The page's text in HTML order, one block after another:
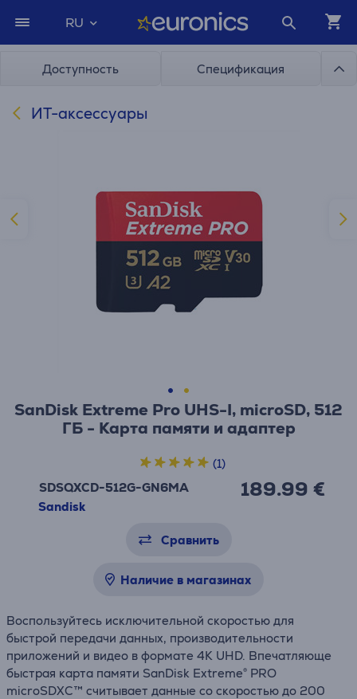
RU
Доступность Спецификация
ИТ-аксессуары
SanDisk Extreme Pro UHS-I, microSD, 512
ГБ - Карта памяти и адаптер
SDSQXCD-512G-GN6MA
Sandisk
189.99 €
(1)
Сравнить
Наличие в магазинах
Воспользуйтесь исключительной скоростью для
быстрой передачи данных, производительности
приложений и видео в формате 4K UHD. Впечатляюще
быстрая карта памяти SanDisk Extreme® PRO
microSDXC™ считывает данные со скоростью до 200